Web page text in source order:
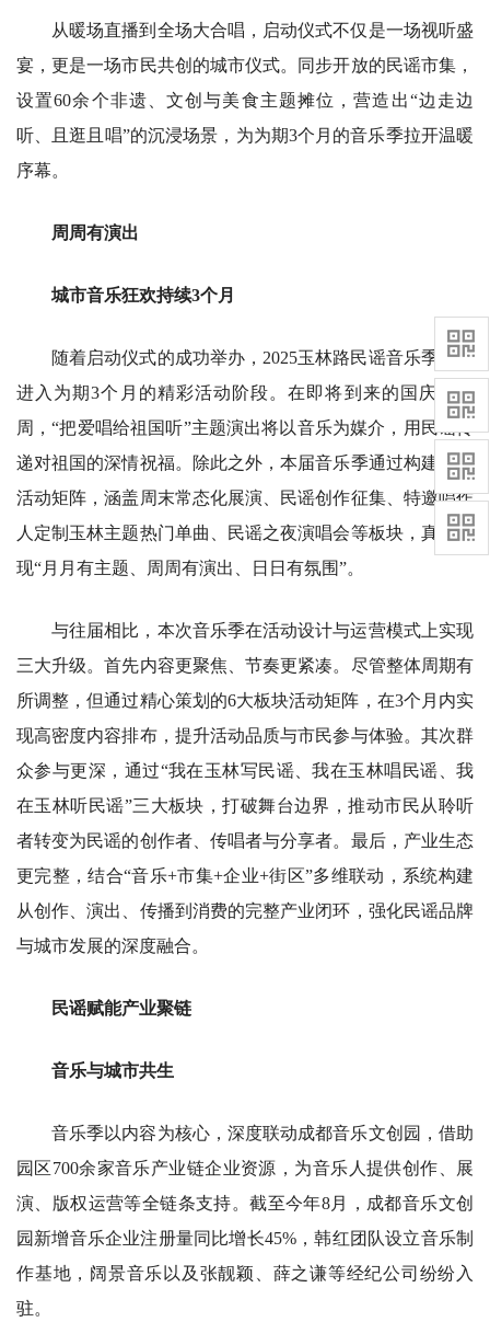
从暖场直播到全场大合唱，启动仪式不仅是一场视听盛
宴，更是一场市民共创的城市仪式。同步开放的民谣市集，
设置60余个非遗、文创与美食主题摊位，营造出“边走边
听、且逛且唱”的沉浸场景，为为期3个月的音乐季拉开温暖
序幕。
周周有演出
城市音乐狂欢持续3个月
随着启动仪式的成功举办，2025玉林路民谣音乐季正式
进入为期3个月的精彩活动阶段。在即将到来的国庆黄金
周，“把爱唱给祖国听”主题演出将以音乐为媒介，用民谣传
递对祖国的深情祝福。除此之外，本届音乐季通过构建立体
活动矩阵，涵盖周末常态化展演、民谣创作征集、特邀唱作
人定制玉林主题热门单曲、民谣之夜演唱会等板块，真正实
现“月月有主题、周周有演出、日日有氛围”。
与往届相比，本次音乐季在活动设计与运营模式上实现
三大升级。首先内容更聚焦、节奏更紧凑。尽管整体周期有
所调整，但通过精心策划的6大板块活动矩阵，在3个月内实
现高密度内容排布，提升活动品质与市民参与体验。其次群
众参与更深，通过“我在玉林写民谣、我在玉林唱民谣、我
在玉林听民谣”三大板块，打破舞台边界，推动市民从聆听
者转变为民谣的创作者、传唱者与分享者。最后，产业生态
更完整，结合“音乐+市集+企业+街区”多维联动，系统构建
从创作、演出、传播到消费的完整产业闭环，强化民谣品牌
与城市发展的深度融合。
民谣赋能产业聚链
音乐与城市共生
音乐季以内容为核心，深度联动成都音乐文创园，借助
园区700余家音乐产业链企业资源，为音乐人提供创作、展
演、版权运营等全链条支持。截至今年8月，成都音乐文创
园新增音乐企业注册量同比增长45%，韩红团队设立音乐制
作基地，阔景音乐以及张靓颖、薛之谦等经纪公司纷纷入
驻。